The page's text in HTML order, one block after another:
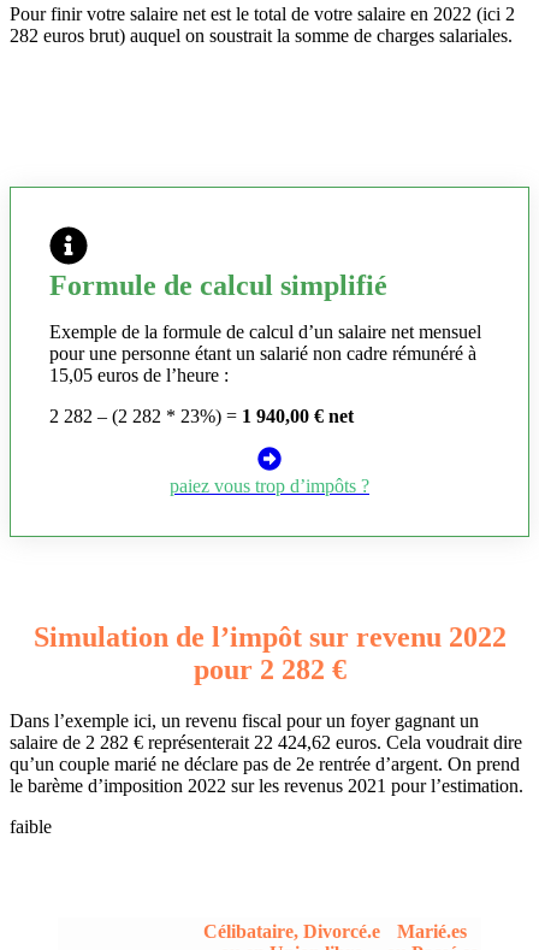
Pour finir votre salaire net est le total de votre salaire en 2022 (ici 2
282 euros brut) auquel on soustrait la somme de charges salariales.
Formule de calcul simplifié
Exemple de la formule de calcul d’un salaire net mensuel
pour une personne étant un salarié non cadre rémunéré à
15,05 euros de l’heure :
2 282 – (2 282 * 23%) = 1 940,00 € net
paiez vous trop d’impôts ?
Simulation de l’impôt sur revenu 2022
pour 2 282 €
Dans l’exemple ici, un revenu fiscal pour un foyer gagnant un
salaire de 2 282 € représenterait 22 424,62 euros. Cela voudrait dire
qu’un couple marié ne déclare pas de 2e rentrée d’argent. On prend
le barème d’imposition 2022 sur les revenus 2021 pour l’estimation.
faible
Célibataire, Divorcé.e
Marié.es